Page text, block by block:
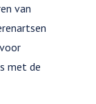
van
met de